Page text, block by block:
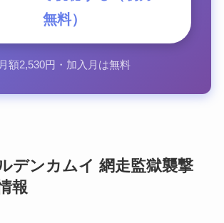
無料）
月額2,530円・加入月は無料
デンカムイ 網走監獄襲撃
報